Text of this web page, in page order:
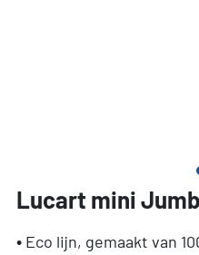
Lucart mini
• Eco lijn, gemaakt van